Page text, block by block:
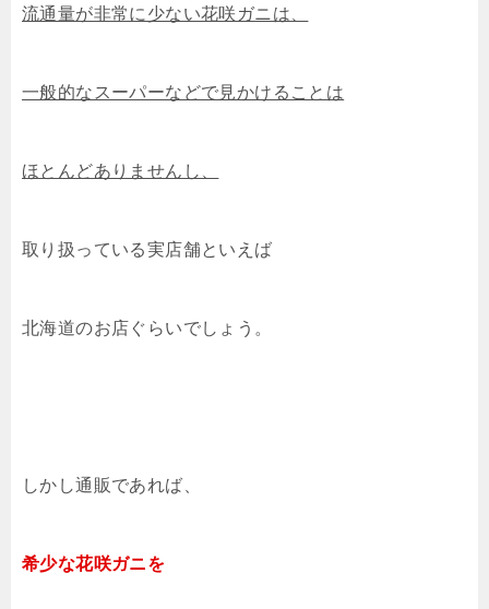
流通量が非常に少ない花咲ガニは、
一般的なスーパーなどで見かけることは
ほとんどありませんし、
取り扱っている実店舗といえば
北海道のお店ぐらいでしょう。
しかし通販であれば、
希少な花咲ガニを